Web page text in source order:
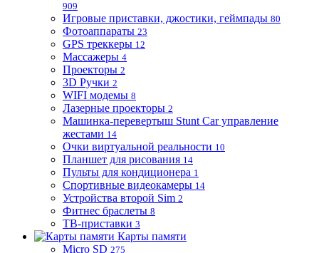
909
Игровые приставки, джостики, геймпады 80
Фотоаппараты 23
GPS треккеры 12
Массажеры 4
Проекторы 2
3D Ручки 2
WIFI модемы 8
Лазерные проекторы 2
Машинка-перевертыш Stunt Car управление
жестами 14
Очки виртуальной реальности 10
Планшет для рисования 14
Пульты для кондиционера 1
Спортивные видеокамеры 14
Устройства второй Sim 2
Фитнес браслеты 8
ТВ-приставки 3
Карты памяти
Micro SD 275